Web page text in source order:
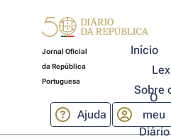
Jornal Oficial
da República
Portuguesa
Início
Sobre
Ajuda
O
meu
Diário